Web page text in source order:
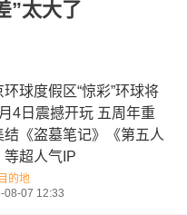
”太大了
环球度假区“惊彩”环球将
4日震撼开玩 五周年重
结《盗墓笔记》《第五人
等超人气IP
的地
08-07 12:33